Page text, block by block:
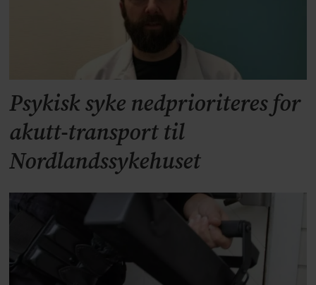
Psykisk syke nedprioriteres for
akutt-transport til
Nordlandssykehuset